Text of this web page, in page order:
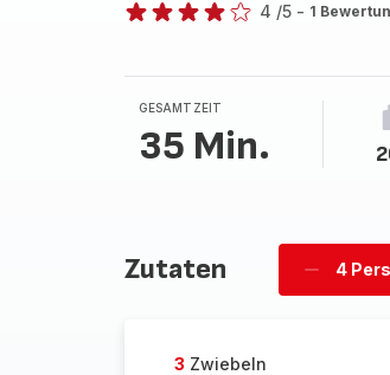
4
Sternen
(Durchschnitt)
4 /5 - 1
GESAMTZEIT
35 Min.
Zutaten
Personen
4
3 Zwiebeln